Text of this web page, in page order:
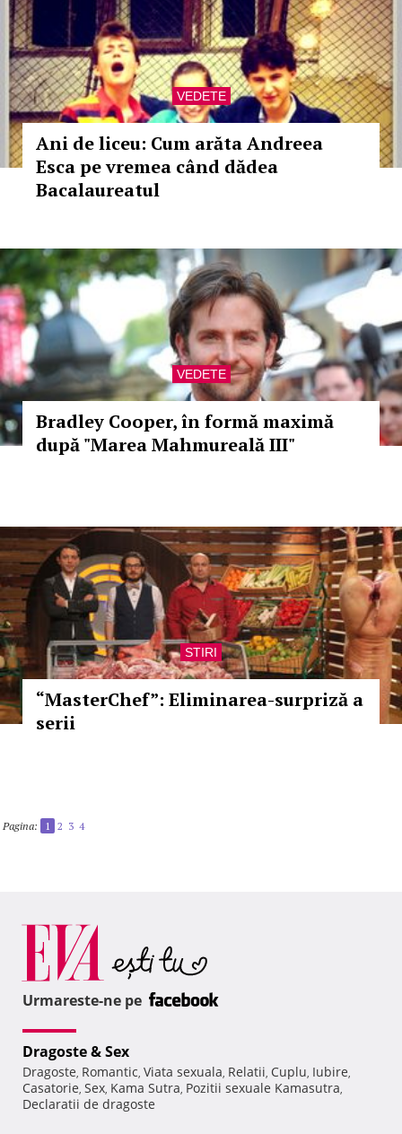
VEDETE
Ani de liceu: Cum arăta Andreea
Esca pe vremea când dădea
Bacalaureatul
VEDETE
Bradley Cooper, în formă maximă
după "Marea Mahmureală III"
STIRI
“MasterChef”: Eliminarea-surpriză a
serii
Pagina: 1 2 3 4
Urmareste-ne pe
Dragoste & Sex
Dragoste, Romantic, Viata sexuala, Relatii, Cuplu, Iubire,
Casatorie, Sex, Kama Sutra, Pozitii sexuale Kamasutra,
Declaratii de dragoste